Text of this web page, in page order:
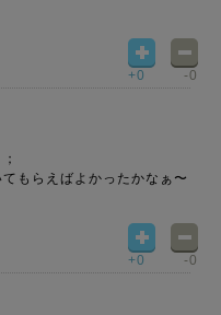
+0 -0
もらえばよかったかなぁ〜
+0 -0